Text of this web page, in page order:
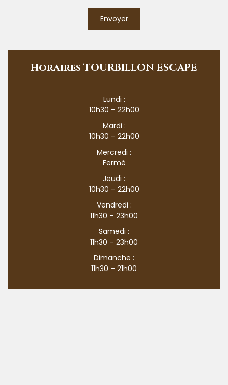
Envoyer
Horaires TOURBILLON ESCAPE
Lundi :
10h30 – 22h00
Mardi :
10h30 – 22h00
Mercredi :
Fermé
Jeudi :
10h30 – 22h00
Vendredi :
11h30 – 23h00
Samedi :
11h30 – 23h00
Dimanche :
11h30 – 21h00